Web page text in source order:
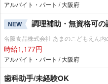
アルバイト・パート / 大阪府
NEW 調理補助・無資格可
名阪食品株式会社 あまのこどもえん内
時給1,177円
アルバイト・パート / 大阪府
歯科助手/未経験OK